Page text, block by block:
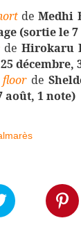
deMedhi
(sortie le
de Hirokaru
décembre,
de
août, 1 note)